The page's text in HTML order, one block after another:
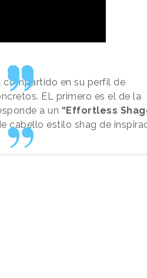
compartido en su perfil de
EL primero es el de la
a un “Effortless
cabello estilo shag de